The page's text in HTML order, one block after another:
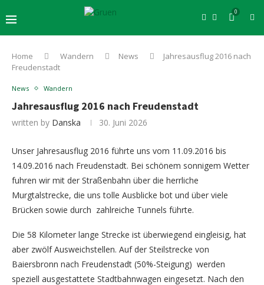
0
Home Wandern News
Jahresausflug 2016 nach
Freudenstadt
News Wandern
Jahresausflug 2016 nach Freudenstadt
written by Danska 30. Juni 2026
Unser Jahresausflug 2016 führte uns vom 11.09.2016 bis
14.09.2016 nach Freudenstadt. Bei schönem sonnigem Wetter
fuhren wir mit der Straßenbahn über die herrliche
Murgtalstrecke, die uns tolle Ausblicke bot und über viele
Brücken sowie durch zahlreiche Tunnels führte.
Die 58 Kilometer lange Strecke ist überwiegend eingleisig, hat
aber zwölf Ausweichstellen. Auf der Steilstrecke von
Baiersbronn nach Freudenstadt (50%-Steigung) werden
speziell ausgestattete Stadtbahnwagen eingesetzt. Nach den